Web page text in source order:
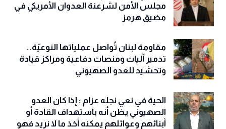
مجلس الأمن لشرعنة العدوان الأمريكي في
مضيق هرمز
مقاومة لبنان تُواصل عملياتها النوعيّة..
تدمير آليات ومنصات دفاعية ومراكز قيادة
وتحشيد للعدو الصهيوني
الحية في نعي نجله عزام : إذا كان العدو
الصهيوني يظن أنه باستهداف القادة أو
أبنائهم وعوائلهم يمكنه أخذ ما لا نريد فهو